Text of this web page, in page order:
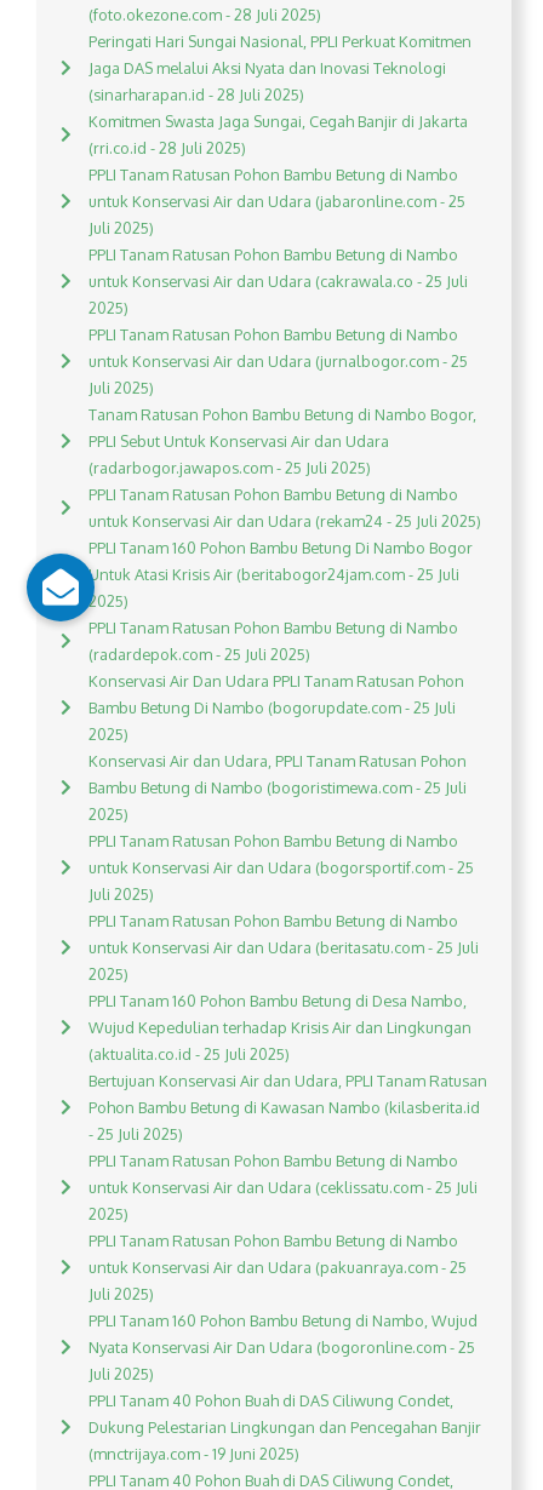
(foto.okezone.com - 28 Juli 2025)
Peringati Hari Sungai Nasional, PPLI Perkuat Komitmen
Jaga DAS melalui Aksi Nyata dan Inovasi Teknologi
(sinarharapan.id - 28 Juli 2025)
Komitmen Swasta Jaga Sungai, Cegah Banjir di Jakarta
(rri.co.id - 28 Juli 2025)
PPLI Tanam Ratusan Pohon Bambu Betung di Nambo
untuk Konservasi Air dan Udara (jabaronline.com - 25
Juli 2025)
PPLI Tanam Ratusan Pohon Bambu Betung di Nambo
untuk Konservasi Air dan Udara (cakrawala.co - 25 Juli
2025)
PPLI Tanam Ratusan Pohon Bambu Betung di Nambo
untuk Konservasi Air dan Udara (jurnalbogor.com - 25
Juli 2025)
Tanam Ratusan Pohon Bambu Betung di Nambo Bogor,
PPLI Sebut Untuk Konservasi Air dan Udara
(radarbogor.jawapos.com - 25 Juli 2025)
PPLI Tanam Ratusan Pohon Bambu Betung di Nambo
untuk Konservasi Air dan Udara (rekam24 - 25 Juli 2025)
PPLI Tanam 160 Pohon Bambu Betung Di Nambo Bogor
Untuk Atasi Krisis Air (beritabogor24jam.com - 25 Juli
2025)
PPLI Tanam Ratusan Pohon Bambu Betung di Nambo
(radardepok.com - 25 Juli 2025)
Konservasi Air Dan Udara PPLI Tanam Ratusan Pohon
Bambu Betung Di Nambo (bogorupdate.com - 25 Juli
2025)
Konservasi Air dan Udara, PPLI Tanam Ratusan Pohon
Bambu Betung di Nambo (bogoristimewa.com - 25 Juli
2025)
PPLI Tanam Ratusan Pohon Bambu Betung di Nambo
untuk Konservasi Air dan Udara (bogorsportif.com - 25
Juli 2025)
PPLI Tanam Ratusan Pohon Bambu Betung di Nambo
untuk Konservasi Air dan Udara (beritasatu.com - 25 Juli
2025)
PPLI Tanam 160 Pohon Bambu Betung di Desa Nambo,
Wujud Kepedulian terhadap Krisis Air dan Lingkungan
(aktualita.co.id - 25 Juli 2025)
Bertujuan Konservasi Air dan Udara, PPLI Tanam Ratusan
Pohon Bambu Betung di Kawasan Nambo (kilasberita.id
- 25 Juli 2025)
PPLI Tanam Ratusan Pohon Bambu Betung di Nambo
untuk Konservasi Air dan Udara (ceklissatu.com - 25 Juli
2025)
PPLI Tanam Ratusan Pohon Bambu Betung di Nambo
untuk Konservasi Air dan Udara (pakuanraya.com - 25
Juli 2025)
PPLI Tanam 160 Pohon Bambu Betung di Nambo, Wujud
Nyata Konservasi Air Dan Udara (bogoronline.com - 25
Juli 2025)
PPLI Tanam 40 Pohon Buah di DAS Ciliwung Condet,
Dukung Pelestarian Lingkungan dan Pencegahan Banjir
(mnctrijaya.com - 19 Juni 2025)
PPLI Tanam 40 Pohon Buah di DAS Ciliwung Condet,